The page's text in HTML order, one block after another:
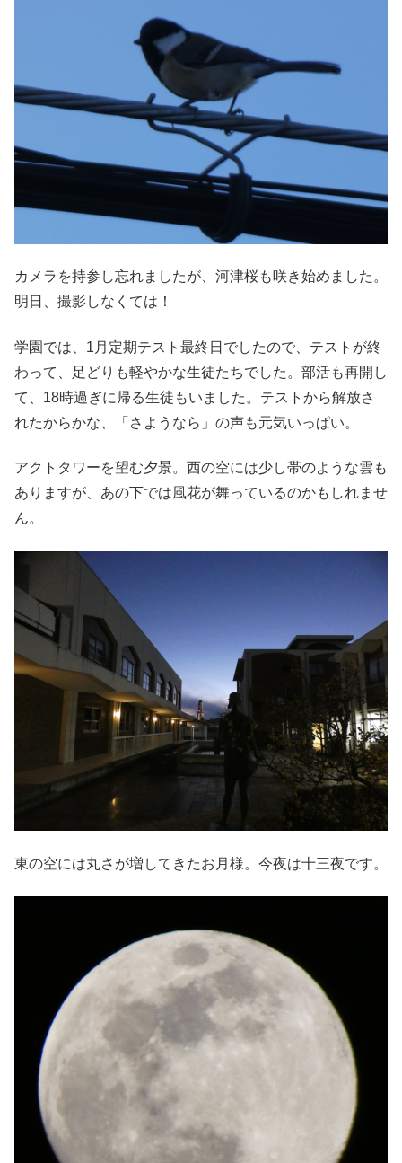
カメラを持参し忘れましたが、河津桜も咲き始めました。
明日、撮影しなくては！
学園では、1月定期テスト最終日でしたので、テストが終
わって、足どりも軽やかな生徒たちでした。部活も再開し
て、18時過ぎに帰る生徒もいました。テストから解放さ
れたからかな、「さようなら」の声も元気いっぱい。
アクトタワーを望む夕景。西の空には少し帯のような雲も
ありますが、あの下では風花が舞っているのかもしれませ
ん。
東の空には丸さが増してきたお月様。今夜は十三夜です。